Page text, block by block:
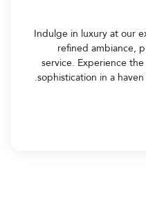
Indulge in luxury at our
refined ambiance,
service. Experience
sophistication in a